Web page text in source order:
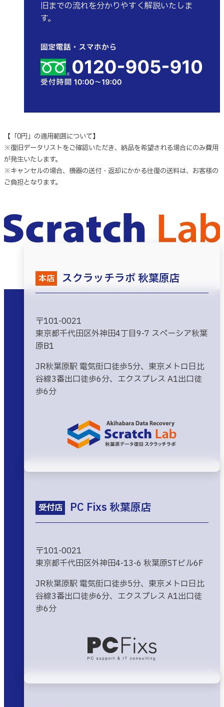
旧までの流れを分かりやすく解説いたしま
す。
【「0円」の適用範囲について】
※復旧データリストをご確認いただき、納品を希望される場合にのみ費用
が発生いたします。
※キャンセルの場合、機器の送付・返却にかかる往復の送料は、お客様の
ご負担となります。
受付店 PC Fixs 秋葉原店
〒101-0021
東京都千代田区外神田4-13-6 秋葉原STビル6F
JR秋葉原駅 電気街口徒歩5分、東京メトロ日比
谷線3番出口徒歩6分、エクスプレス A1出口徒
歩6分
本店 スクラッチラボ 秋葉原店
〒101-0021
東京都千代田区外神田4丁目9-7 スペーシア秋葉
原B1
JR秋葉原駅 電気街口徒歩5分、東京メトロ日比
谷線3番出口徒歩6分、エクスプレス A1出口徒
歩6分